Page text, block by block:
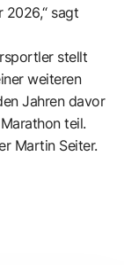
2026,“ sagt
stellt
weiteren
Jahren davor
teil.
Martin Seiter.